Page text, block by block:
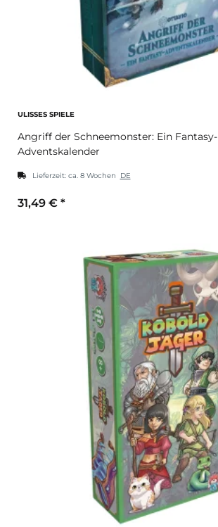
ULISSES SPIELE
Angriff der Schneemonster: Ein Fantasy-
Adventskalender
Lieferzeit: ca. 8 Wochen DE
31,49 € *